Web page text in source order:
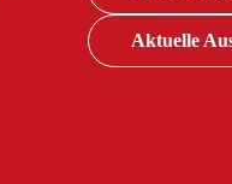
Aktuelle